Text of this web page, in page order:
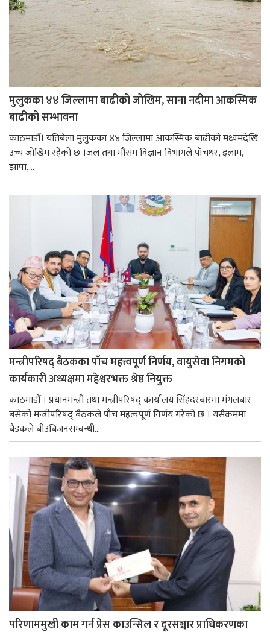
मुलुकका ४४ जिल्लामा बाढीको जोखिम, साना नदीमा आकस्मिक
बाढीको सम्भावना
काठमाडौँ। यतिबेला मुलुकका ४४ जिल्लामा आकस्मिक बाढीको मध्यमदेखि
उच्च जोखिम रहेको छ ।जल तथा मौसम विज्ञान विभागले पाँचथर, इलाम,
झापा,...
मन्त्रीपरिषद् बैठकका पाँच महत्त्वपूर्ण निर्णय, वायुसेवा निगमको
कार्यकारी अध्यक्षमा महेश्वरभक्त श्रेष्ठ नियुक्त
काठमाडौँ । प्रधानमन्त्री तथा मन्त्रीपरिषद् कार्यालय सिंहदरबारमा मंगलबार
बसेको मन्त्रीपरिषद् बैठकले पाँच महत्वपूर्ण निर्णय गरेको छ । यसैक्रममा
बैडकले बीउबिजनसम्बन्धी...
परिणाममुखी काम गर्न प्रेस काउन्सिल र दूरसञ्चार प्राधिकरणका